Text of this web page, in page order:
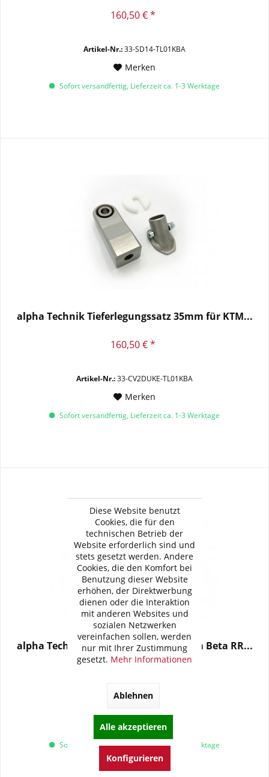
160,50 € *
Artikel-Nr.:33-SD14-TL01KBA
Merken
Sofort versandfertig, Lieferzeit ca. 1-3 Werktage
alpha Technik Tieferlegungssatz 35mm für KTM...
160,50 € *
Artikel-Nr.:33-CV2DUKE-TL01KBA
Merken
Sofort versandfertig, Lieferzeit ca. 1-3 Werktage
alpha Technik Tieferlegungssatz 50mm Beta RR...
Merken
Sofort versandfertig, Lieferzeit ca. 1-3 Werktage
Diese Website benutzt
Cookies, die für den
technischen Betrieb der
Website erforderlich sind und
stets gesetzt werden. Andere
Cookies, die den Komfort bei
Benutzung dieser Website
erhöhen, der Direktwerbung
dienen oder die Interaktion
mit anderen Websites und
sozialen Netzwerken
vereinfachen sollen, werden
nur mit Ihrer Zustimmung
gesetzt. Mehr Informationen
Ablehnen
Alle akzeptieren
Konfigurieren